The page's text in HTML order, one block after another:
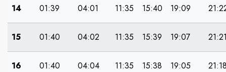
14 01:39 04:01 11:35 15:40 19:09
15 01:40 04:02 11:35 15:39 19:07
16 01:40 04:04 11:35 15:38 19:05